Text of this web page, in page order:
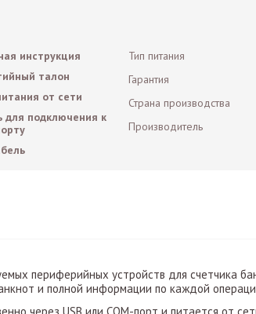
инструкция
талон
от сети
для подключения к
Тип питания
Гарантия
Страна производства
Производитель
периферийных устройств для счетчика
и полной информации по каждой